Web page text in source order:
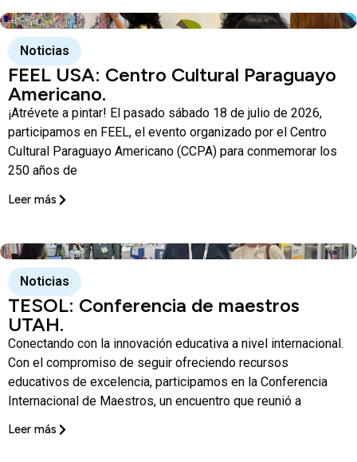
Noticias
FEEL USA: Centro Cultural Paraguayo
Americano.
¡Atrévete a pintar! El pasado sábado 18 de julio de 2026,
participamos en FEEL, el evento organizado por el Centro
Cultural Paraguayo Americano (CCPA) para conmemorar los
250 años de
Leer más
Noticias
TESOL: Conferencia de maestros
UTAH.
Conectando con la innovación educativa a nivel internacional.
Con el compromiso de seguir ofreciendo recursos
educativos de excelencia, participamos en la Conferencia
Internacional de Maestros, un encuentro que reunió a
Leer más